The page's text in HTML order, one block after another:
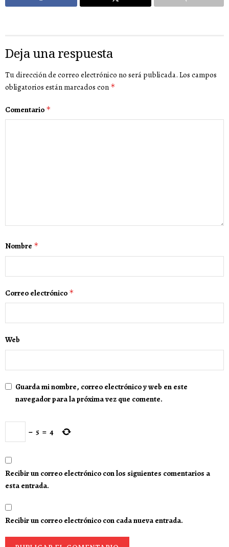
Deja una respuesta
Tu dirección de correo electrónico no será publicada. Los campos
obligatorios están marcados con *
Comentario *
Nombre *
Correo electrónico *
Web
Guarda mi nombre, correo electrónico y web en este
navegador para la próxima vez que comente.
− 5 = 4
Recibir un correo electrónico con los siguientes comentarios a
esta entrada.
Recibir un correo electrónico con cada nueva entrada.